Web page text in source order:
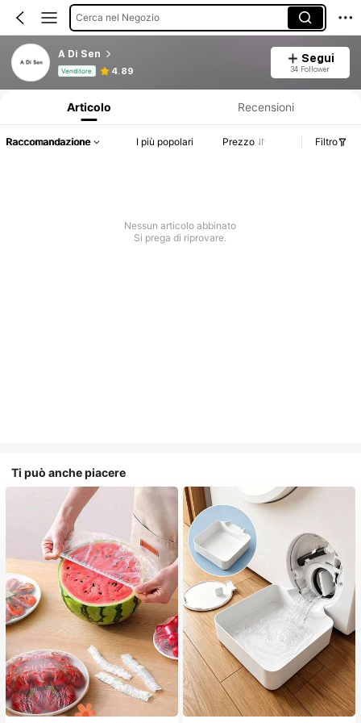
Cerca nel Negozio
A Di Sen
Venditore 4.89
Segui
34 Follower
Articolo Recensioni
Raccomandazione I più popolari Prezzo Filtro
Nessun articolo abbinato
Si prega di riprovare.
Ti può anche piacere